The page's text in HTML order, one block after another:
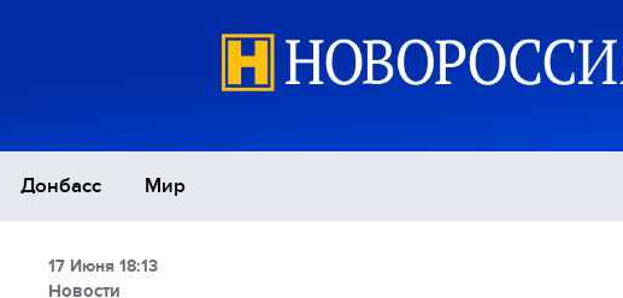
Донбасс Мир
17 Июня 18:13
Новости